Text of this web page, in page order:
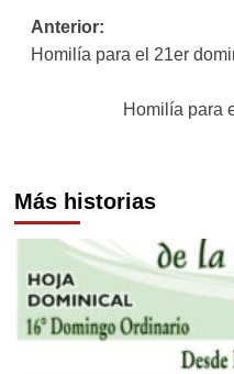
Navegación
de
entradas
Anterior:
Homilía para el 21er
Homilía para
Más historias